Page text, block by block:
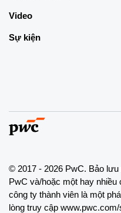
Video
Sự kiện
© 2017 - 2026 PwC. Bảo
PwC và/hoặc một hay nhiều
công ty thành viên là một
lòng truy cập